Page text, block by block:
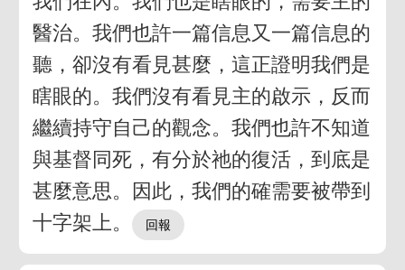
醫治。我們也許一篇信息又一篇信息的
聽，卻沒有看見甚麼，這正證明我們是
瞎眼的。我們沒有看見主的啟示，反而
繼續持守自己的觀念。我們也許不知道
與基督同死，有分於祂的復活，到底是
甚麼意思。因此，我們的確需要被帶到
十字架上。